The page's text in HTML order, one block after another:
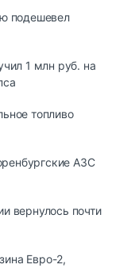
подешевел
1 млн руб. на
топливо
АЗС
вернулось почти
Евро-2,